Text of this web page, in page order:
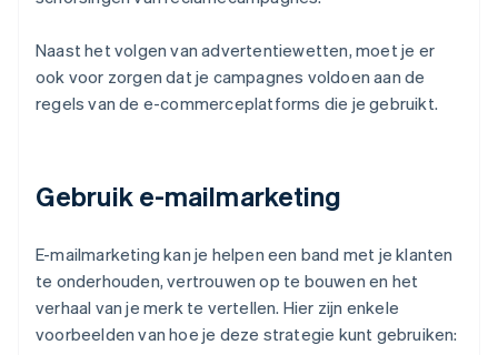
Naast het volgen van advertentiewetten, moet je er
ook voor zorgen dat je campagnes voldoen aan de
regels van de e-commerceplatforms die je gebruikt.
Gebruik e-mailmarketing
E-mailmarketing kan je helpen een band met je klanten
te onderhouden, vertrouwen op te bouwen en het
verhaal van je merk te vertellen. Hier zijn enkele
voorbeelden van hoe je deze strategie kunt gebruiken: